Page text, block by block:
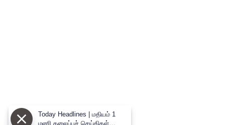
Today Headlines | மதியம் 1
மணி தலைப்புச் செய்திகள்